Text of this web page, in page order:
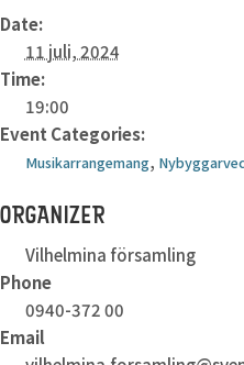
Date:
11 juli, 2024
Time:
19:00
Event Categories:
Musikarrangemang,
ORGANIZER
Vilhelmina församling
Phone
0940-372 00
Email